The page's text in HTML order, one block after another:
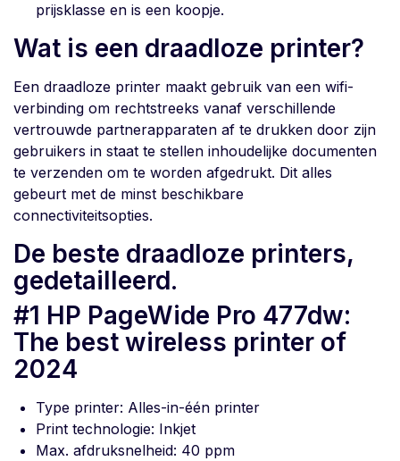
prijsklasse en is een koopje.
Wat is een draadloze printer?
Een draadloze printer maakt gebruik van een wifi-
verbinding om rechtstreeks vanaf verschillende
vertrouwde partnerapparaten af te drukken door zijn
gebruikers in staat te stellen inhoudelijke documenten
te verzenden om te worden afgedrukt. Dit alles
gebeurt met de minst beschikbare
connectiviteitsopties.
De beste draadloze printers,
gedetailleerd.
#1 HP PageWide Pro 477dw:
The best wireless printer of
2024
Type printer: Alles-in-één printer
Print technologie: Inkjet
Max. afdruksnelheid: 40 ppm